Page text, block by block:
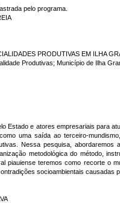
pelo programa.
PRODUTIVAS EM ILHA
Produtivas; Município de Ilha
Estado e atores empresariais para
uma saída ao terceiro-
Nessa pesquisa,
metodológica do método,
piauiense teremos como recorte o
socioambientais causadas